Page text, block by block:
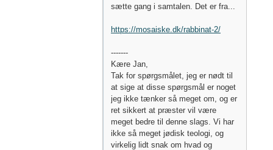
sætte gang i samtalen. Det er fra...
https://mosaiske.dk/rabbinat-2/
-------
Kære Jan,
Tak for spørgsmålet, jeg er nødt til
at sige at disse spørgsmål er noget
jeg ikke tænker så meget om, og er
ret sikkert at præster vil være
meget bedre til denne slags. Vi har
ikke så meget jødisk teologi, og
virkelig lidt snak om hvad og